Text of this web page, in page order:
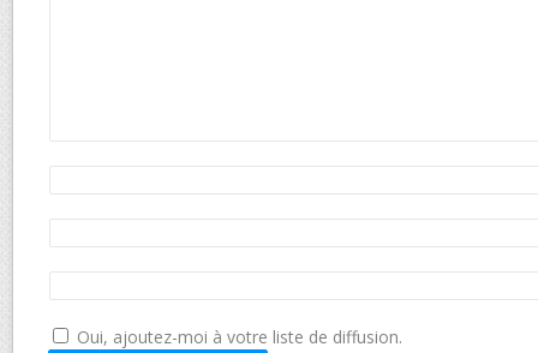
Oui, ajoutez-moi à votre liste de diffusion.